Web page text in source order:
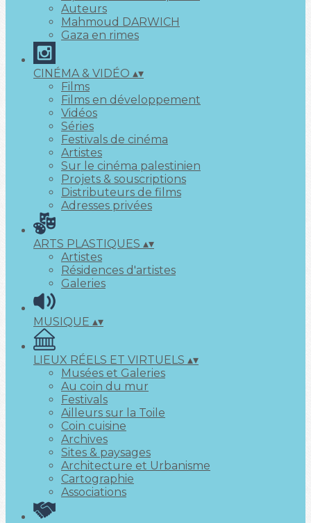
Auteurs
Mahmoud DARWICH
Gaza en rimes
CINÉMA & VIDÉO ▴▾
Films
Films en développement
Vidéos
Séries
Festivals de cinéma
Artistes
Sur le cinéma palestinien
Projets & souscriptions
Distributeurs de films
Adresses privées
ARTS PLASTIQUES ▴▾
Artistes
Résidences d'artistes
Galeries
MUSIQUE ▴▾
LIEUX RÉELS ET VIRTUELS ▴▾
Musées et Galeries
Au coin du mur
Festivals
Ailleurs sur la Toile
Coin cuisine
Archives
Sites & paysages
Architecture et Urbanisme
Cartographie
Associations